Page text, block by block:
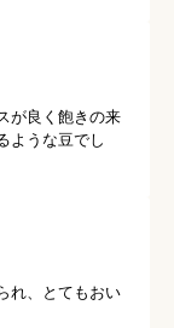
が良く飽きの来
ような豆でし
れ、とてもおい